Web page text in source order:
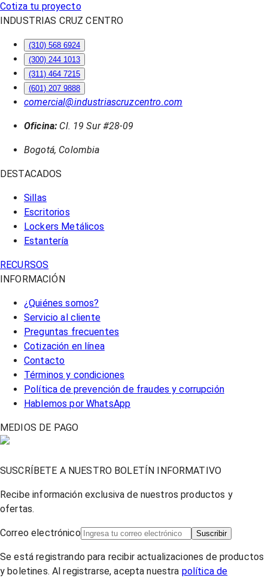
Cotiza tu proyecto
INDUSTRIAS CRUZ CENTRO
(310) 568 6924
(300) 244 1013
(311) 464 7215
(601) 207 9888
comercial@industriascruzcentro.com
Oficina: Cl. 19 Sur #28-09
Bogotá, Colombia
DESTACADOS
Sillas
Escritorios
Lockers Metálicos
Estantería
RECURSOS
INFORMACIÓN
¿Quiénes somos?
Servicio al cliente
Preguntas frecuentes
Cotización en línea
Contacto
Términos y condiciones
Política de prevención de fraudes y corrupción
Hablemos por WhatsApp
MEDIOS DE PAGO
SUSCRÍBETE A NUESTRO BOLETÍN INFORMATIVO
Recibe información exclusiva de nuestros productos y
ofertas.
Correo electrónico Suscribir
Se está registrando para recibir actualizaciones de productos
y boletines. Al registrarse, acepta nuestra política de